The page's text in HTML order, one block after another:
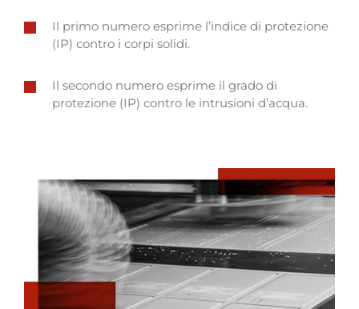
Il primo numero esprime l’indice di protezione
(IP) contro i corpi solidi.
Il secondo numero esprime il grado di
protezione (IP) contro le intrusioni d’acqua.